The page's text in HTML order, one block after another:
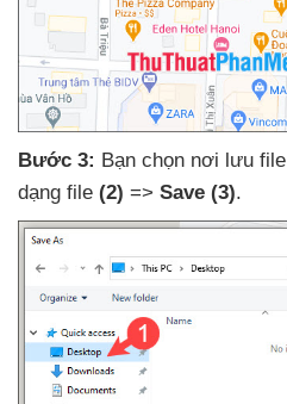
Bước 3: Bạn chọn nơi lưu file
dạng file (2) => Save (3).